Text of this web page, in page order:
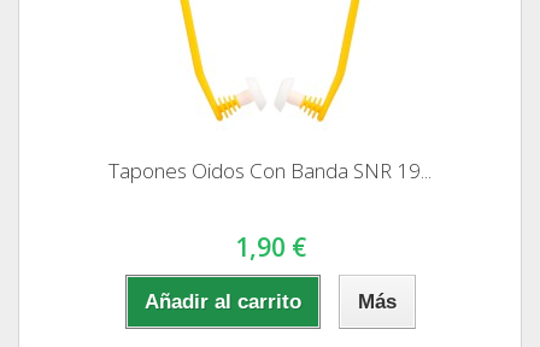
Tapones Oidos Con Banda SNR 19...
1,90 €
Añadir al carrito Más